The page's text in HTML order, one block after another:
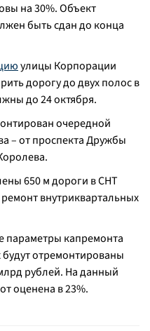
на 30%. Объект
быть сдан до конца
улицы Корпорации
дорогу до двух полос в
до 24 октября.
очередной
– от проспекта Дружбы
650 м дороги в СНТ
внутриквартальных
параметры капремонта
отремонтированы
рублей. На данный
оценена в 23%.